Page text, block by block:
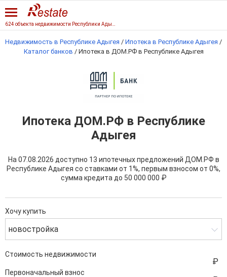
Недвижимость в Республике Адыгея / Ипотека в Республике Адыгея /
Каталог банков / Ипотека в ДОМ.РФ в Республике Адыгея
Ипотека ДОМ.РФ в Республике
Адыгея
На 07.08.2026 доступно 13 ипотечных предложений ДОМ.РФ в
Республике Адыгея со ставками от 1%, первым взносом от 0%,
сумма кредита до 50 000 000 ₽
Хочу купить
новостройка
Стоимость недвижимости
Первоначальный взнос